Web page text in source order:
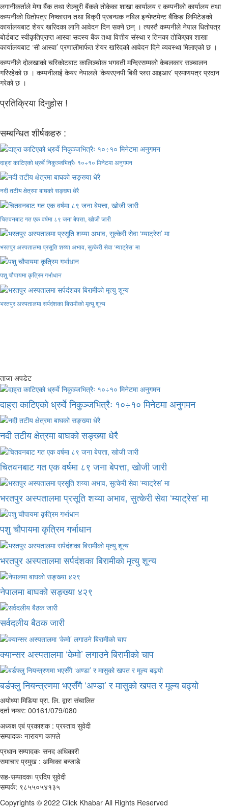
लगानीकर्ताले मेगा बैंक तथा सेञ्चुरी बैंकले तोकेका शाखा कार्यालय र कम्पनीको कार्यालय तथा
कम्पनीको धितोपत्र निष्कासन तथा बिक्री प्रबन्धक नबिल इन्भेष्टमेन्ट बैंकिङ लिमिटेडको
कार्यालयबाट शेयर खरिदका लागि आवेदन दिन सक्ने छन् । त्यस्तै कम्पनीले नेपाल धितोपत्र
बोर्डबाट स्वीकृतिप्राप्त आस्वा सदस्य बैंक तथा वित्तीय संस्था र तिनका तोकिएका शाखा
कार्यालयबाट ‘सी आस्वा’ प्रणालीमार्फत शेयर खरिदको आवेदन दिने व्यवस्था मिलाएको छ ।
कम्पनीले दोलखाको चरिकोटबाट कालिञ्चोक भगवती मन्दिरसम्मको केबलकार सञ्चालन
गरिरहेको छ । कम्पनीलाई केयर नेपालले ‘केयरएनपी बिबी प्लस आइआर’ प्रमाणपत्र प्रदान
गरेको छ ।
प्रतिक्रिया दिनुहोस !
सम्बन्धित शीर्षकहरु :
दाह्रा काटिएको ध्रुर्वे निकुञ्जभित्रैः १०÷१० मिनेटमा अनुगमन
नदी तटीय क्षेत्रमा बाघको सङ्ख्या धेरै
चितवनबाट गत एक वर्षमा ८९ जना बेपत्ता, खोजी जारी
भरतपुर अस्पतालमा प्रसूति शय्या अभाव, सुत्केरी सेवा ‘म्याट्रेस’ मा
पशु चौपायमा कृत्रिम गर्भाधान
भरतपुर अस्पतालमा सर्पदंशका बिरामीको मृत्यु शून्य
ताजा अपडेट
दाह्रा काटिएको ध्रुर्वे निकुञ्जभित्रैः १०÷१० मिनेटमा अनुगमन
नदी तटीय क्षेत्रमा बाघको सङ्ख्या धेरै
चितवनबाट गत एक वर्षमा ८९ जना बेपत्ता, खोजी जारी
भरतपुर अस्पतालमा प्रसूति शय्या अभाव, सुत्केरी सेवा ‘म्याट्रेस’ मा
पशु चौपायमा कृत्रिम गर्भाधान
भरतपुर अस्पतालमा सर्पदंशका बिरामीको मृत्यु शून्य
नेपालमा बाघको सङ्ख्या ४२९
सर्वदलीय बैठक जारी
क्यान्सर अस्पतालमा ‘केमो’ लगाउने बिरामीको चाप
बर्डफ्लु नियन्त्रणमा भएसँगै ‘अण्डा’ र मासुको खपत र मूल्य बढ्यो
अयोध्या मिडिया प्रा. लि. द्वारा संचालित
दर्ता नम्बर: 00161/079/080
अध्यक्ष एबं प्रकाशक : प्रस्ताव सुवेदी
सम्पादकः नारायण काफ्ले
प्रधान सम्पादकः सनद अधिकारी
समाचार प्रमुख : अम्विका बन्जाडे
सह-सम्पादकः प्रदिप सुवेदी
सम्पर्क: ९८५५०५४१३५
Copyrights © 2022 Click Khabar All Rights Reserved